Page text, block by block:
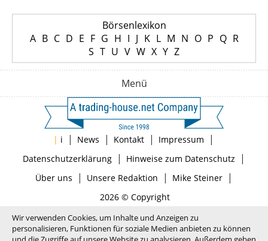
Börsenlexikon
A B C D E F G H I J K L M N O P Q R
S T U V W X Y Z
Menü
| i | News | Kontakt | Impressum |
Datenschutzerklärung| Hinweise zum Datenschutz |
Über uns | Unsere Redaktion | Mike Steiner|
2026 © Copyright
Wir verwenden Cookies, um Inhalte und Anzeigen zu
personalisieren, Funktionen für soziale Medien anbieten zu können